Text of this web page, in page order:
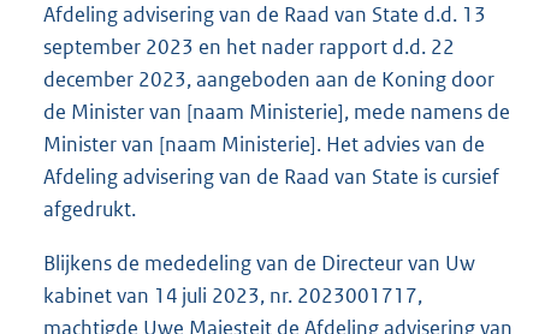
Afdeling advisering van de Raad van State d.d. 13
september 2023 en het nader rapport d.d. 22
december 2023, aangeboden aan de Koning door
de Minister van [naam Ministerie], mede namens de
Minister van [naam Ministerie]. Het advies van de
Afdeling advisering van de Raad van State is cursief
afgedrukt.
Blijkens de mededeling van de Directeur van Uw
kabinet van 14 juli 2023, nr. 2023001717,
machtigde Uwe Majesteit de Afdeling advisering van